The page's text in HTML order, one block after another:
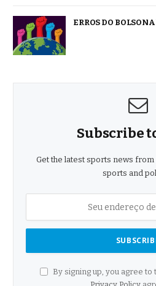
ERROS DO
Subscribe
Get the latest sports news
sports and
By signing up, you agree